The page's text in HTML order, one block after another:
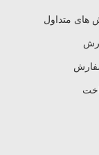
های متداول